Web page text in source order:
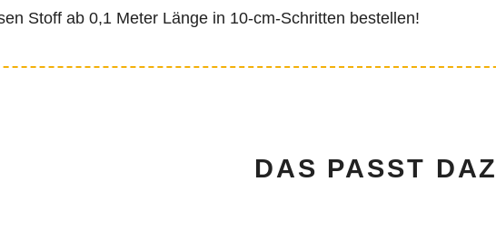
Stoff ab 0,1 Meter Länge in 10-cm-Schritten bestellen!
DAS PASST